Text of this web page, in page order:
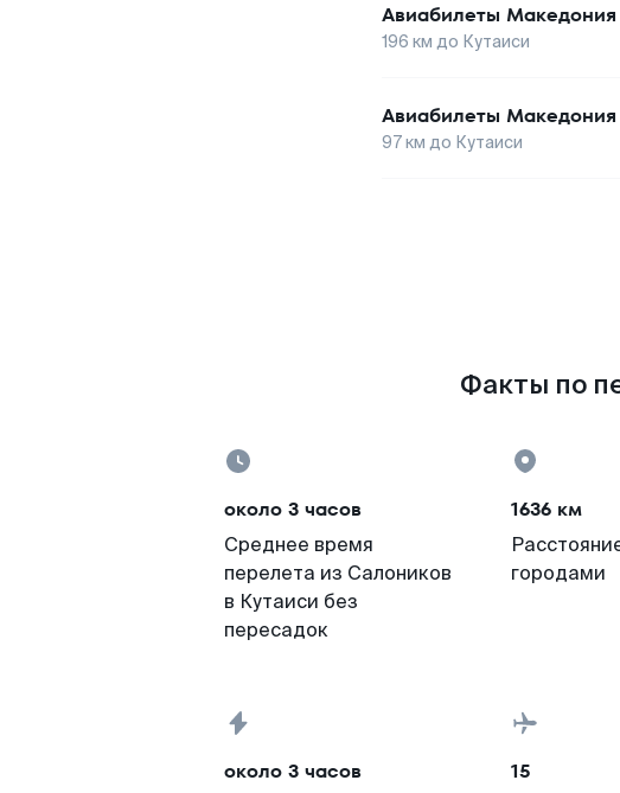
Авиабилеты Македония
196 км до Кутаиси
Авиабилеты Македония
97км до Кутаиси
Факты по
около 3 часов
Среднее время
перелета из Салоников
в Кутаиси без
пересадок
1636 км
городами
около 3 часов 15